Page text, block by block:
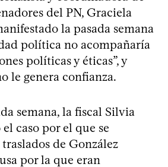
del PN, Graciela
la pasada semana
política no acompañaría
políticas y éticas”, y
le genera confianza.
semana, la fiscal Silvia
caso por el que se
de González
por la que eran